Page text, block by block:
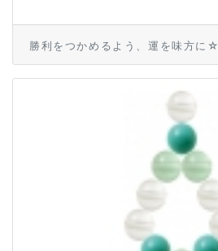
勝利をつかめるよう、運を味方に☆